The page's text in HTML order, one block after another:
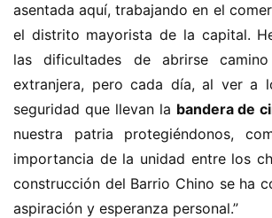
asentada aquí, trabajando en el
el distrito mayorista de la capital.
las dificultades de abrirse
extranjera, pero cada día, al ver a
seguridad que llevan la bandera de
nuestra patria protegiéndonos,
importancia de la unidad entre los
construcción del Barrio Chino se ha
aspiración y esperanza personal.”